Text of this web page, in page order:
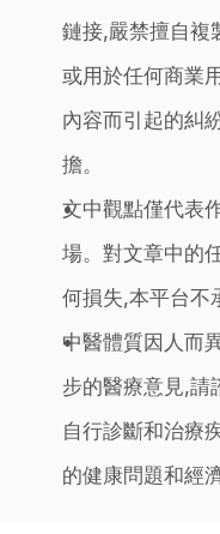
鏈接,嚴禁擅自複
或用於任何商業
內容而引起的糾
擔。
文中觀點僅代表
場。對文章中的
何損失,本平台不
中醫體質因人而
步的醫療意見,請
自行診斷和治療
的健康問題和經